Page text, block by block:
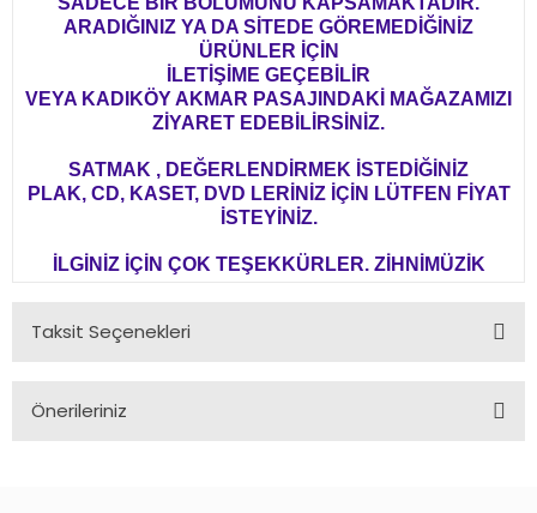
ARADIĞINIZ YA DA SİTEDE GÖREMEDİĞİNİZ
ÜRÜNLER İÇİN
İLETİŞİME GEÇEBİLİR
VEYA KADIKÖY AKMAR PASAJINDAKİ MAĞAZAMIZI
ZİYARET EDEBİLİRSİNİZ.
SATMAK , DEĞERLENDİRMEK İSTEDİĞİNİZ
PLAK, CD, KASET, DVD LERİNİZ İÇİN LÜTFEN FİYAT
İSTEYİNİZ.
İLGİNİZ İÇİN ÇOK TEŞEKKÜRLER. ZİHNİMÜZİK
Taksit Seçenekleri
Önerileriniz